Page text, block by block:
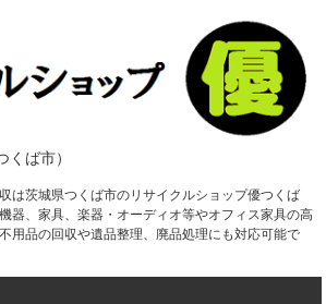
くば市）
は茨城県つくば市のリサイクルショップ優つくば
器、家具、楽器・オーディオ等やオフィス家具の高
用品の回収や遺品整理、廃品処理にも対応可能で